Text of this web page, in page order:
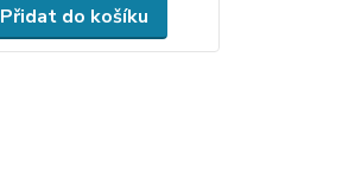
Přidat do košíku